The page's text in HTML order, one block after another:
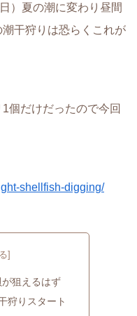
）夏の潮に変わり昼間
干狩りは恐らくこれが
個だけだったので今回
shellfish-digging/
狙えるはず
狩りスタート